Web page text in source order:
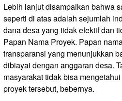
Lebih lanjut disampaikan bahwa
seperti di atas adalah sejumlah
dana desa yang tidak efektif dan
Papan Nama Proyek. Papan
transparansi yang menunjukkan
dibiayai dengan anggaran desa.
masyarakat tidak bisa
proyek tersebut, bebernya.